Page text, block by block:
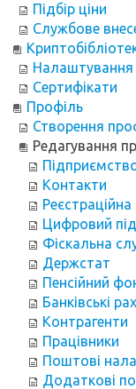
Підбір ціни
Службове
Налаштування
Сертифікати
Профіль
Створення
Редагування
Контакти
Цифровий
Фіскальна
Держстат
Пенсійний
Банківські
Контрагенти
Працівники
Поштові
Додаткові